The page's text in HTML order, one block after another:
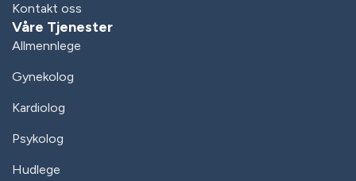
Kontakt oss
Våre Tjenester
Allmennlege
Gynekolog
Kardiolog
Psykolog
Hudlege